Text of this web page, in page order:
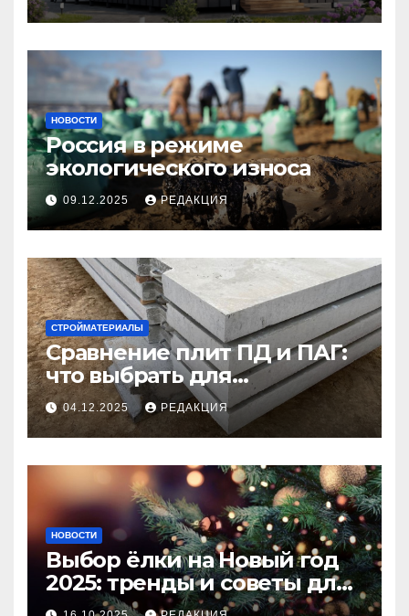
НОВОСТИ
Россия в режиме
экологического износа
09.12.2025 РЕДАКЦИЯ
СТРОЙМАТЕРИАЛЫ
Сравнение плит ПД и ПАГ:
что выбрать для
долговечного и прочного
покрытия
04.12.2025 РЕДАКЦИЯ
НОВОСТИ
Выбор ёлки на Новый год
2025: тренды и советы для
идеального праздника